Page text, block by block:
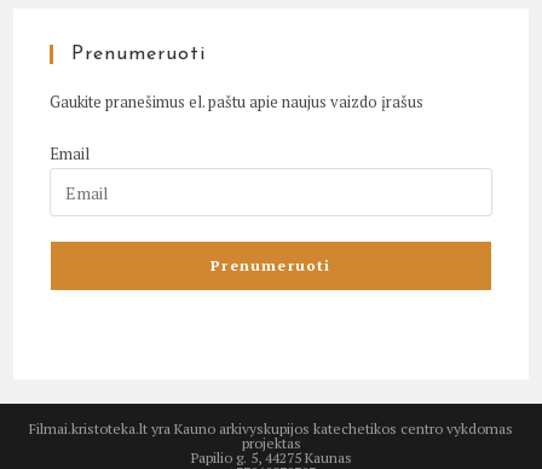
Prenumeruoti
Gaukite pranešimus el. paštu apie naujus vaizdo įrašus
Email
Filmai.kristoteka.lt yra Kauno arkivyskupijos katechetikos centro vykdomas
projektas
Papilio g. 5, 44275 Kaunas